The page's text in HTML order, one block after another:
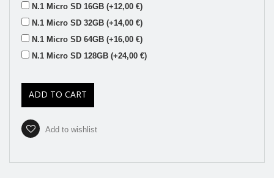
N.1 Micro SD 16GB (+12,00 €)
N.1 Micro SD 32GB (+14,00 €)
N.1 Micro SD 64GB (+16,00 €)
N.1 Micro SD 128GB (+24,00 €)
ADD TO CART
Add to wishlist